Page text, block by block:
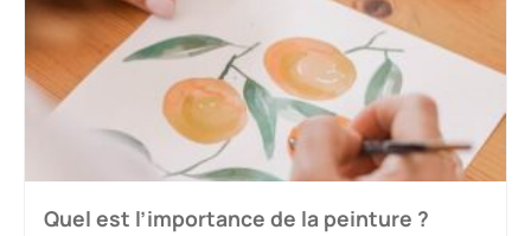
Quel est l’importance de la peinture ?